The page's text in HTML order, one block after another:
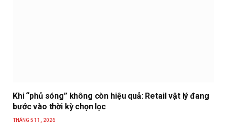
Khi “phủ sóng” không còn hiệu quả: Retail vật lý đang
bước vào thời kỳ chọn lọc
THÁNG 5 11, 2026